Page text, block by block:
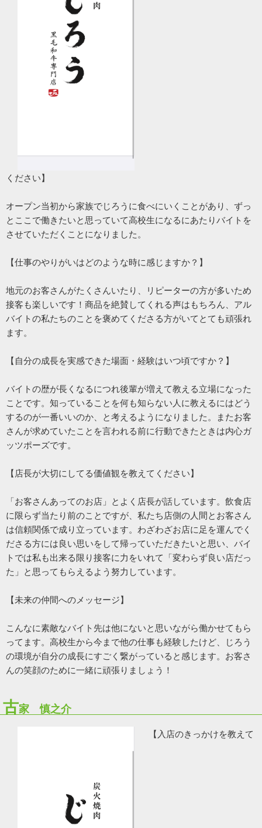
ください】
オープン当初から家族でじろうに食べにいくことがあり、ずっ
とここで働きたいと思っていて高校生になるにあたりバイトを
させていただくことになりました。
【仕事のやりがいはどのような時に感じますか？】
地元のお客さんがたくさんいたり、リピーターの方が多いため
接客も楽しいです！商品を絶賛してくれる声はもちろん、アル
バイトの私たちのことを褒めてくださる方がいてとても頑張れ
ます。
【自分の成長を実感できた場面・経験はいつ頃ですか？】
バイトの歴が長くなるにつれ後輩が増えて教える立場になった
ことです。知っていることを何も知らない人に教えるにはどう
するのが一番いいのか、と考えるようになりました。またお客
さんが求めていたことを言われる前に行動できたときは内心ガ
ッツポーズです。
【店長が大切にしてる価値観を教えてください】
「お客さんあってのお店」とよく店長が話しています。飲食店
に限らず当たり前のことですが、私たち店側の人間とお客さん
は信頼関係で成り立っています。わざわざお店に足を運んでく
ださる方には良い思いをして帰っていただきたいと思い、バイ
トでは私も出来る限り接客に力をいれて「変わらず良い店だっ
た」と思ってもらえるよう努力しています。
【未来の仲間へのメッセージ】
こんなに素敵なバイト先は他にないと思いながら働かせてもら
ってます。高校生から今まで他の仕事も経験したけど、じろう
の環境が自分の成長にすごく繋がっていると感じます。お客さ
んの笑顔のために一緒に頑張りましょう！
古家 慎之介
【入店のきっかけを教えて